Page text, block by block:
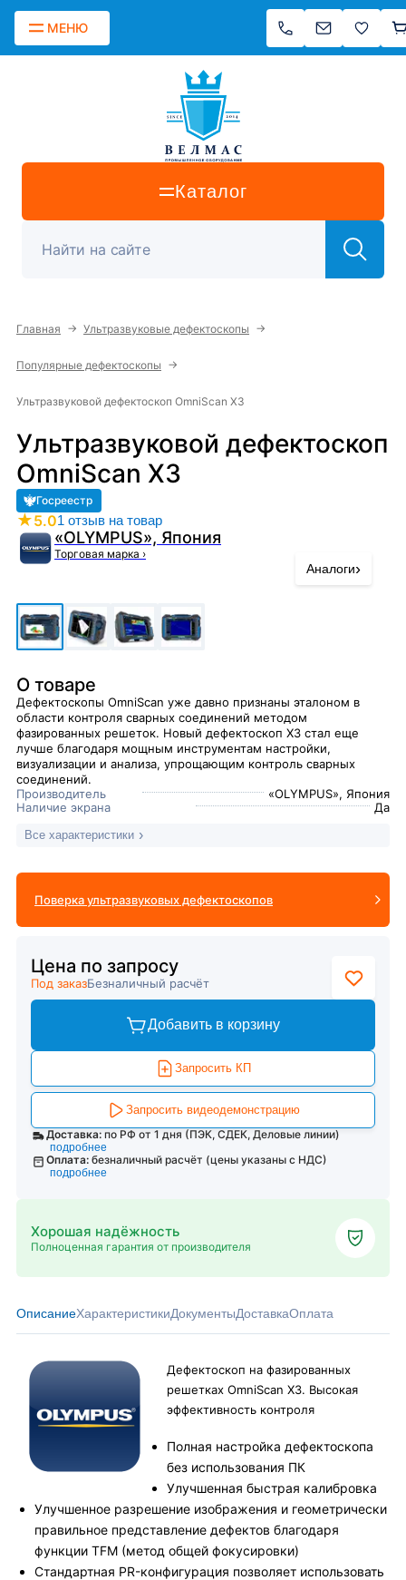
МЕНЮ
Каталог
Главная → Ультразвуковые дефектоскопы →
Популярные дефектоскопы →
Ультразвуковой дефектоскоп OmniScan X3
Ультразвуковой дефектоскоп
OmniScan X3
Госреестр
★5.01 отзыв на товар
«OLYMPUS», Япония
Торговая марка ›
Аналоги›
О товаре
Дефектоскопы OmniScan уже давно признаны эталоном в
области контроля сварных соединений методом
фазированных решеток. Новый дефектоскоп X3 стал еще
лучше благодаря мощным инструментам настройки,
визуализации и анализа, упрощающим контроль сварных
соединений.
Производитель
«OLYMPUS», Япония
Наличие экрана
Да
Все характеристики
Поверка ультразвуковых дефектоскопов
Цена по запросу
Под заказБезналичный расчёт
Добавить в корзину
Запросить КП
Запросить видеодемонстрацию
Доставка: по РФ от 1 дня (ПЭК, СДЕК, Деловые линии)
подробнее
Оплата: безналичный расчёт (цены указаны с НДС)
подробнее
Хорошая надёжность
Полноценная гарантия от производителя
ОписаниеХарактеристикиДокументыДоставкаОплата
Дефектоскоп на фазированных
решетках OmniScan X3. Высокая
эффективность контроля
Полная настройка дефектоскопа
без использования ПК
Улучшенная быстрая калибровка
Улучшенное разрешение изображения и геометрически
правильное представление дефектов благодаря
функции TFM (метод общей фокусировки)
Стандартная PR-конфигурация позволяет использовать